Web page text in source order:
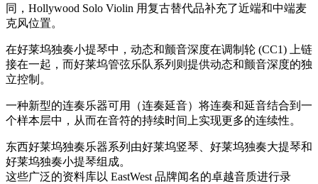
同，Hollywood Solo Violin 用复古替代品补充了近端和中端麦
克风位置。
在好莱坞独奏小提琴中，动态和颤音深度在调制轮 (CC1) 上链
接在一起，而好莱坞管弦乐队系列则提供动态和颤音深度的独
立控制。
一种新型的连奏乐器可用（连奏延音）将连奏和延音结合到一
个样本层中，从而在音符的持续时间上实现更多的连续性。
东西好莱坞独奏乐器系列由好莱坞竖琴、好莱坞独奏大提琴和
好莱坞独奏小提琴组成。
这些广泛的资料库以 EastWest 品牌闻名的卓越音质进行录